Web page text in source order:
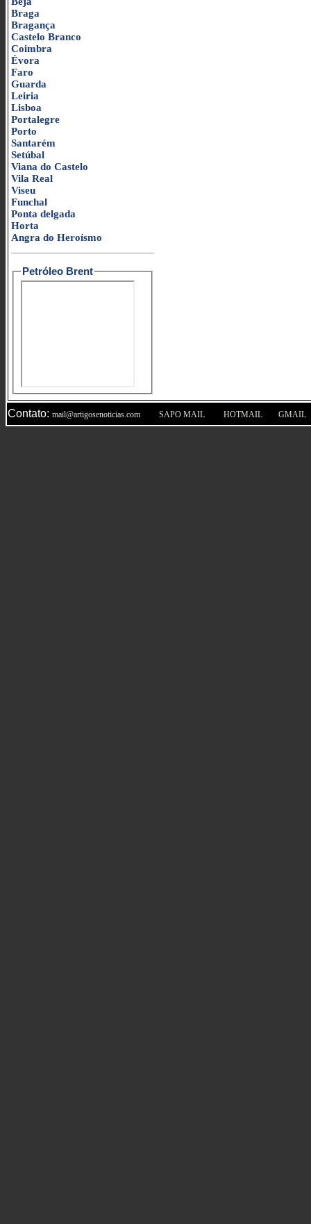
Braga
Bragança
Castelo Branco
Coimbra
Évora
Faro
Guarda
Leiria
Lisboa
Portalegre
Porto
Santarém
Setúbal
Viana do Castelo
Vila Real
Viseu
Funchal
Ponta delgada
Horta
Angra do Heroísmo
Petróleo Brent
Contato: mail@artigosenoticias.com SAPO MAIL HOTMAIL GMAIL